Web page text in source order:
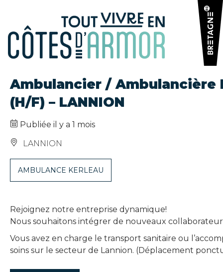
Ambulancier / Ambulancière
(H/F) – LANNION
Publiée il y a 1 mois
LANNION
AMBULANCE KERLEAU
Rejoignez notre entreprise dynamique!
Nous souhaitons intégrer de nouveaux
Vous avez en charge le transport sanitaire ou
soins sur le secteur de Lannion. (Déplacement